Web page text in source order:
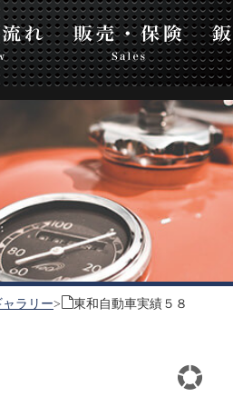
板金・塗装
東和自動車
ャラリー> 東和自動車実績５８